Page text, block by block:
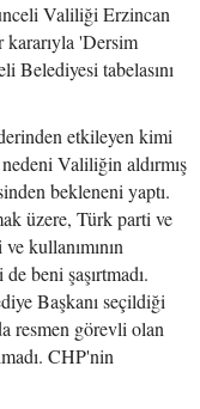
Valiliği Erzincan
kararıyla 'Dersim
Belediyesi tabelasını
etkileyen kimi
Valiliğin aldırmış
bekleneni yaptı.
üzere, Türk parti ve
kullanımının
beni şaşırtmadı.
Başkanı seçildiği
resmen görevli olan
CHP'nin